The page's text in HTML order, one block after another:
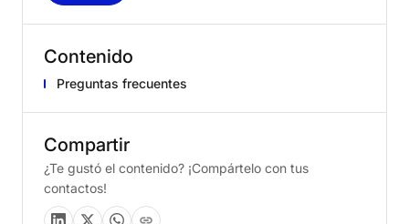
Contenido
Preguntas frecuentes
Compartir
¿Te gustó el contenido? ¡Compártelo con tus
contactos!